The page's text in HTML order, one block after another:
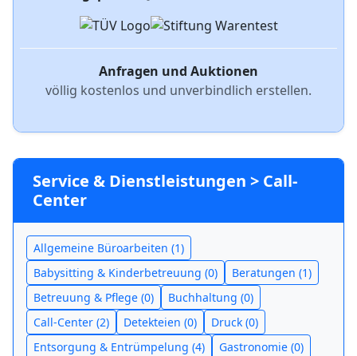
Anfragen und Auktionen
völlig kostenlos und unverbindlich erstellen.
Service & Dienstleistungen > Call-
Center
Allgemeine Büroarbeiten (1)
Babysitting & Kinderbetreuung (0)
Beratungen (1)
Betreuung & Pflege (0)
Buchhaltung (0)
Call-Center (2)
Detekteien (0)
Druck (0)
Entsorgung & Entrümpelung (4)
Gastronomie (0)